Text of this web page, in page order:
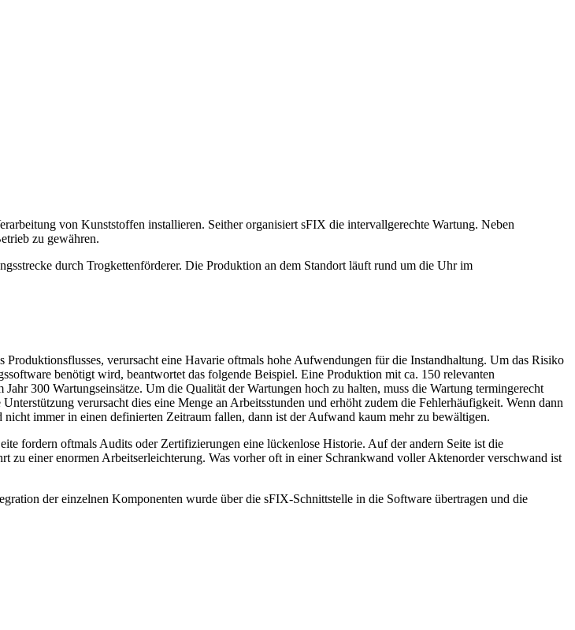
von Kunststoffen installieren. Seither organisiert sFIX die intervallgerechte Wartung. Neben
zu gewähren.
durch Trogkettenförderer. Die Produktion an dem Standort läuft rund um die Uhr im
verursacht eine Havarie oftmals hohe Aufwendungen für die Instandhaltung. Um das Risiko
benötigt wird, beantwortet das folgende Beispiel. Eine Produktion mit ca. 150 relevanten
300 Wartungseinsätze. Um die Qualität der Wartungen hoch zu halten, muss die Wartung termingerecht
verursacht dies eine Menge an Arbeitsstunden und erhöht zudem die Fehlerhäufigkeit. Wenn dann
immer in einen definierten Zeitraum fallen, dann ist der Aufwand kaum mehr zu bewältigen.
fordern oftmals Audits oder Zertifizierungen eine lückenlose Historie. Auf der andern Seite ist die
einer enormen Arbeitserleichterung. Was vorher oft in einer Schrankwand voller Aktenorder verschwand ist
der einzelnen Komponenten wurde über die sFIX-Schnittstelle in die Software übertragen und die